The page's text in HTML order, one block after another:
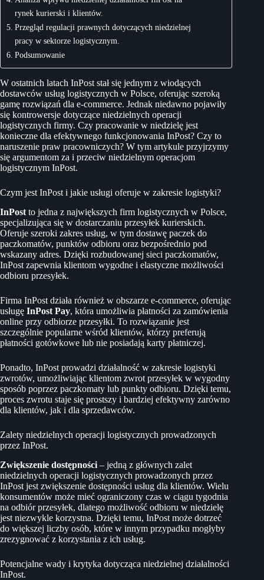
rynek kurierski i klientów.
Przegląd regulacji prawnych dotyczących niedzielnej
pracy w sektorze logistycznym.
Podsumowanie
W ostatnich latach InPost stał się jednym z wiodących
dostawców usług logistycznych w Polsce, oferując szeroką
gamę rozwiązań dla e-commerce. Jednak niedawno pojawiły
się kontrowersje dotyczące niedzielnych operacji
logistycznych firmy. Czy pracowanie w niedzielę jest
konieczne dla efektywnego funkcjonowania InPost? Czy to
naruszenie praw pracowniczych? W tym artykule przyjrzymy
się argumentom za i przeciw niedzielnym operacjom
logistycznym InPost.
Czym jest InPost i jakie usługi oferuje w zakresie logistyki?
InPost to jedna z największych firm logistycznych w Polsce,
specjalizująca się w dostarczaniu przesyłek kurierskich.
Oferuje szeroki zakres usług, w tym dostawę paczek do
paczkomatów, punktów odbioru oraz bezpośrednio pod
wskazany adres. Dzięki rozbudowanej sieci paczkomatów,
InPost zapewnia klientom wygodne i elastyczne możliwości
odbioru przesyłek.
Firma InPost działa również w obszarze e-commerce, oferując
usługę InPost Pay, która umożliwia płatności za zamówienia
online przy odbiorze przesyłki. To rozwiązanie jest
szczególnie popularne wśród klientów, którzy preferują
płatności gotówkowe lub nie posiadają karty płatniczej.
Ponadto, InPost prowadzi działalność w zakresie logistyki
zwrotów, umożliwiając klientom zwrot przesyłek w wygodny
sposób poprzez paczkomaty lub punkty odbioru. Dzięki temu,
proces zwrotu staje się prostszy i bardziej efektywny zarówno
dla klientów, jak i dla sprzedawców.
Zalety niedzielnych operacji logistycznych prowadzonych
przez InPost.
Zwiększenie dostępności – jedną z głównych zalet
niedzielnych operacji logistycznych prowadzonych przez
InPost jest zwiększenie dostępności usług dla klientów. Wielu
konsumentów może mieć ograniczony czas w ciągu tygodnia
na odbiór przesyłek, dlatego możliwość odbioru w niedzielę
jest niezwykle korzystna. Dzięki temu, InPost może dotrzeć
do większej liczby osób, które w innym przypadku mogłyby
zrezygnować z korzystania z ich usług.
Potencjalne wady i krytyka dotycząca niedzielnej działalności
InPost.